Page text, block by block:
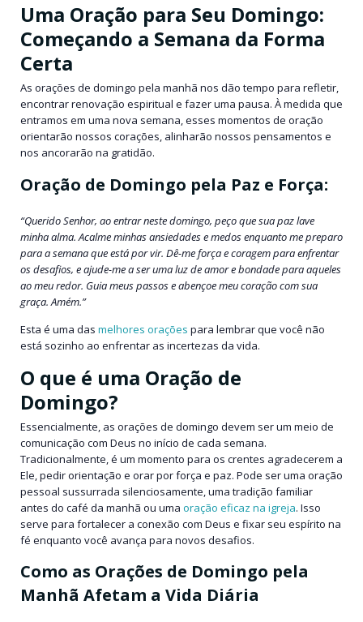
Uma Oração para Seu Domingo:
Começando a Semana da Forma
Certa
As orações de domingo pela manhã nos dão tempo para refletir,
encontrar renovação espiritual e fazer uma pausa. À medida que
entramos em uma nova semana, esses momentos de oração
orientarão nossos corações, alinharão nossos pensamentos e
nos ancorarão na gratidão.
Oração de Domingo pela Paz e Força:
“Querido Senhor, ao entrar neste domingo, peço que sua paz lave
minha alma. Acalme minhas ansiedades e medos enquanto me preparo
para a semana que está por vir. Dê-me força e coragem para enfrentar
os desafios, e ajude-me a ser uma luz de amor e bondade para aqueles
ao meu redor. Guia meus passos e abençoe meu coração com sua
graça. Amém.”
Esta é uma das melhores orações para lembrar que você não
está sozinho ao enfrentar as incertezas da vida.
O que é uma Oração de
Domingo?
Essencialmente, as orações de domingo devem ser um meio de
comunicação com Deus no início de cada semana.
Tradicionalmente, é um momento para os crentes agradecerem a
Ele, pedir orientação e orar por força e paz. Pode ser uma oração
pessoal sussurrada silenciosamente, uma tradição familiar
antes do café da manhã ou uma oração eficaz na igreja. Isso
serve para fortalecer a conexão com Deus e fixar seu espírito na
fé enquanto você avança para novos desafios.
Como as Orações de Domingo pela
Manhã Afetam a Vida Diária